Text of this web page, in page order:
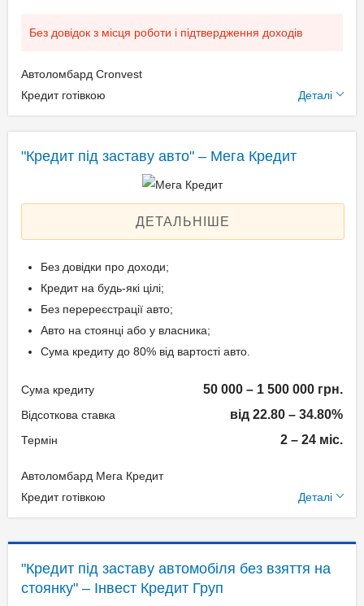
Без довідок з місця роботи і підтвердження доходів
Автоломбард Cronvest
Кредит готівкою
Деталі
Щомісячна комісія: 0.00%
Застава: Автотранспорт
Aннуітет
Спосіб погашення:
Способи погашення
На розрахунковий
Паспорт громадянина
України;
"Кредит під заставу авто" – Мега Кредит
ДЕТАЛЬНІШЕ
Без довідки про доходи;
Кредит на будь-які цілі;
Без перереєстрації авто;
Авто на стоянці або у власника;
Сума кредиту до 80% від вартості авто.
Сума кредиту 50 000 – 1 500 000 грн.
Відсоткова ставка від 22.80 – 34.80%
Термін 2 – 24 міс.
Автоломбард Мега Кредит
Кредит готівкою
Деталі
Спосіб погашення:
Aннуітет
"Кредит під заставу автомобіля без взяття на
стоянку" – Інвест Кредит Груп